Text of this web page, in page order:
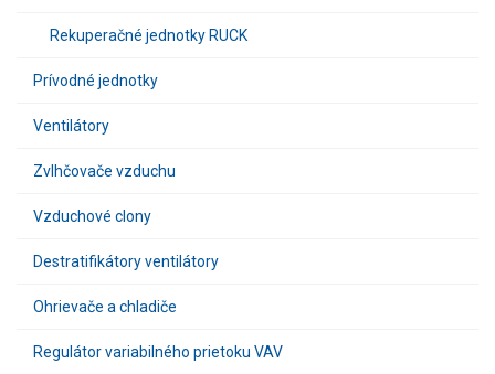
Rekuperačné jednotky RUCK
Prívodné jednotky
Ventilátory
Zvlhčovače vzduchu
Vzduchové clony
Destratifikátory ventilátory
Ohrievače a chladiče
Regulátor variabilného prietoku VAV